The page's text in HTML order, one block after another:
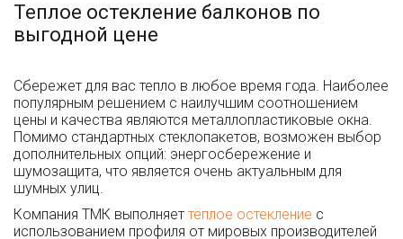
Теплое остекление балконов по
выгодной цене
Сбережет для вас тепло в любое время года. Наиболее
популярным решением с наилучшим соотношением
цены и качества являются металлопластиковые окна.
Помимо стандартных стеклопакетов, возможен выбор
дополнительных опций: энергосбережение и
шумозащита, что является очень актуальным для
шумных улиц.
Компания ТМК выполняет тёплое остекление с
использованием профиля от мировых производителей